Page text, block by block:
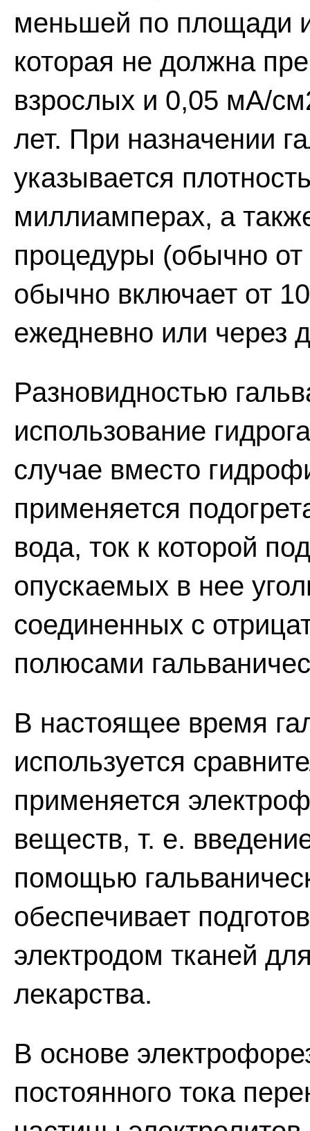
меньшей по площади
которая не должна
взрослых и 0,05 мА/
лет. При назначении
указывается
миллиамперах, а
процедуры (обычно
обычно включает от
ежедневно или через
Разновидностью
использование
случае вместо
применяется
вода, ток к которой
опускаемых в нее
соединенных с
полюсами
В настоящее время
используется
применяется
веществ, т. е.
помощью
обеспечивает
электродом тканей
лекарства.
В основе
постоянного тока